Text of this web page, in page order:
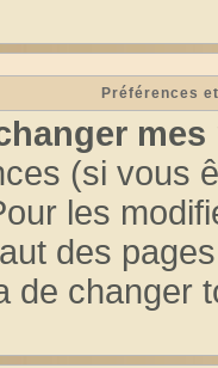
Préférences
mes
(si vous
les
des
de changer